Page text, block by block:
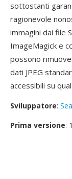
sottostanti
ragionevole
immagini dai file
ImageMagick e
possono
dati JPEG
accessibili su
Sviluppatore:
Prima versione: